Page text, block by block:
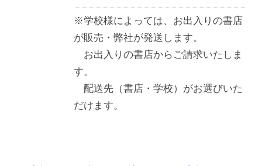
※学校様によっては、お出入りの書店
が販売・弊社が発送します。
お出入りの書店からご請求いたしま
す。
配送先（書店・学校）がお選びいた
だけます。